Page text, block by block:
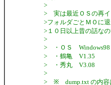
>
> 実は最近ＯＳの再イ
>フォルダごとＭＯに
>１０日以上昔の話な
>
> ・ＯＳ Windows98
> ・鶴亀 V1.35
> ・秀丸 V3.08
>
> ※ dump.txt の内容